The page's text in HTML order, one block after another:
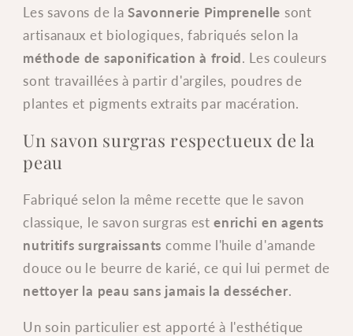
et
biologique
-
90
-
Savonnerie
Pimprenelle
-
Choix
de
modèle
et
biologique
-
90
-
Savonnerie
Pimprenelle
Choix
de
modèle
Les savons de la Savonnerie Pimprenelle sont
artisanaux et biologiques, fabriqués selon la
méthode de saponification à froid. Les couleurs
sont travaillées à partir d'argiles, poudres de
plantes et pigments extraits par macération.
Un savon surgras respectueux de la
peau
Fabriqué selon la même recette que le savon
classique, le savon surgras estenrichi en agents
nutritifs surgraissants comme l'huile d'amande
douce ou le beurre de karié, ce qui lui permet de
nettoyer la peau sans jamais la dessécher.
Un soin particulier est apporté à l'esthétique